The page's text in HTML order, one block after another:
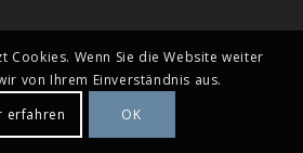
Cookies. Wenn Sie die Website weiter
von Ihrem Einverständnis aus.
erfahren
OK